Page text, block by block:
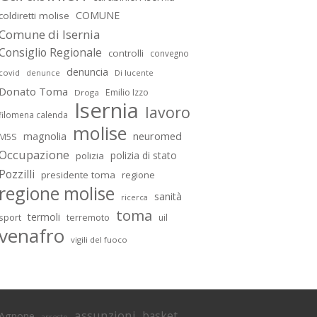
coldiretti molise COMUNE
di Isernia
Regionale controlli convegno
covid denunce denuncia Di lucente
Donato Toma Droga Emilio Izzo
calenda Isernia lavoro
M5S magnolia molise neuromed
polizia polizia di stato
Pozzilli presidente toma regione
regione molise ricerca sanità
sport termoli terremoto toma uil
vigili del fuoco